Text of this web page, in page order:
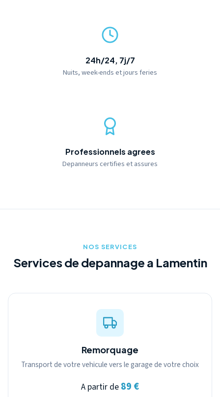
24h/24, 7j/7
Nuits, week-ends et jours feries
Professionnels agrees
Depanneurs certifies et assures
NOS SERVICES
Services de depannage a Lamentin
Remorquage
Transport de votre vehicule vers le garage de votre choix
A partir de 89 €